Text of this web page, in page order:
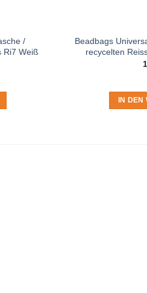
/
Ri7 Weiß
Beadbags
recycelten
IN